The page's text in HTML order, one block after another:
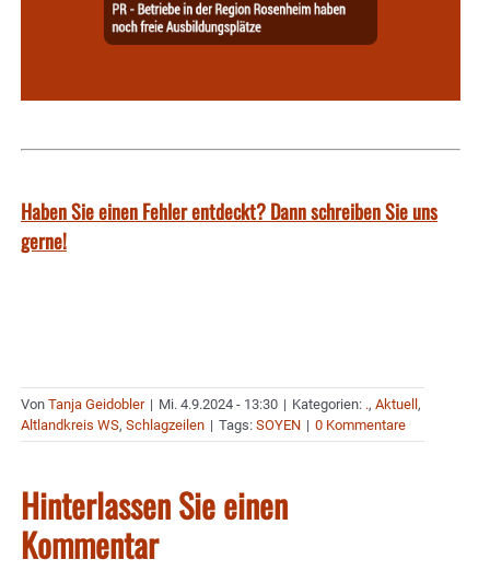
Haben Sie einen Fehler entdeckt? Dann schreiben Sie uns
gerne!
Von Tanja Geidobler | Mi. 4.9.2024 - 13:30 | Kategorien: ., Aktuell ,
Altlandkreis WS, Schlagzeilen | Tags: SOYEN | 0 Kommentare
Hinterlassen Sie einen
Kommentar